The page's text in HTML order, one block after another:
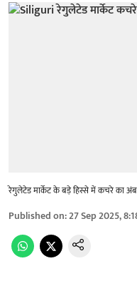
रेगुलेटेड मार्केट के बड़े हिस्से में कचरे का
Published on:27 Sep 2025,